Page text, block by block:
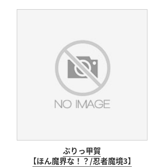
ぶりっ甲賀
【ほん魔界な！？/忍者魔境3】